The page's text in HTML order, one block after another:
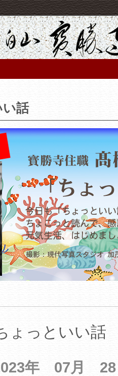
話
ょっといい話
年 07月